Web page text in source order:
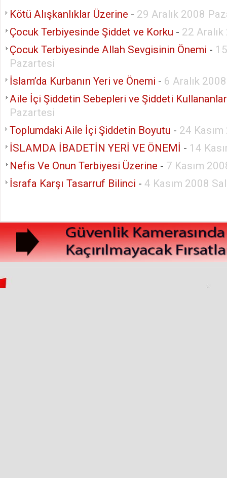
Kötü Alışkanlıklar Üzerine - 29 Aralık 2008
Çocuk Terbiyesinde Şiddet ve Korku - 22
Çocuk Terbiyesinde Allah Sevgisinin Önemi -
Pazartesi
İslam’da Kurbanın Yeri ve Önemi - 6 Aralık
Aile İçi Şiddetin Sebepleri ve Şiddeti
Pazartesi
Toplumdaki Aile İçi Şiddetin Boyutu - 24
İSLAMDA İBADETİN YERİ VE ÖNEMİ - 14
Nefis Ve Onun Terbiyesi Üzerine - 7 Kasım
İsrafa Karşı Tasarruf Bilinci - 4 Kasım 2008